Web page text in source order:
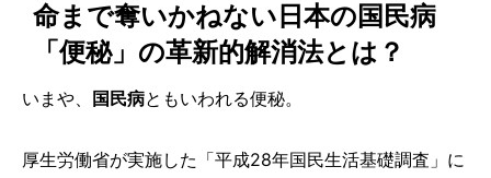
命まで奪いかねない日本の国民病
「便秘」の革新的解消法とは？
いまや、 国民病ともいわれる便秘。
厚生労働省が実施した「平成28年国民生活基礎調査」に